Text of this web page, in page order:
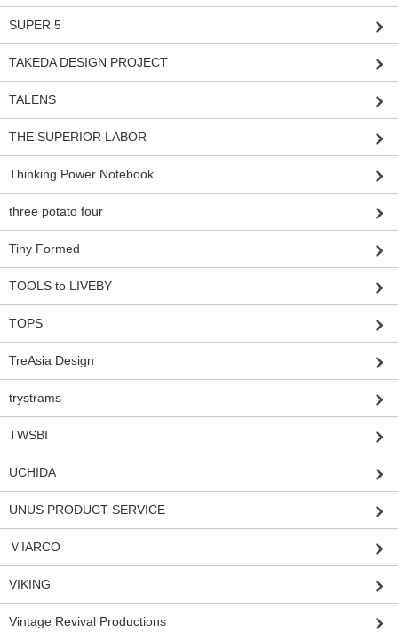
SUPER 5
TAKEDA DESIGN PROJECT
TALENS
THE SUPERIOR LABOR
Thinking Power Notebook
three potato four
Tiny Formed
TOOLS to LIVEBY
TOPS
TreAsia Design
trystrams
TWSBI
UCHIDA
UNUS PRODUCT SERVICE
ＶIARCO
VIKING
Vintage Revival Productions